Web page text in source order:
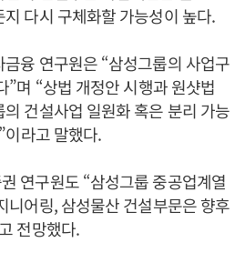
다시 구체화할 가능성이 높다.
융 연구원은 “삼성그룹의 사업구
”며 “상법 개정안 시행과 원샷법
건설사업 일원화 혹은 분리 가능
이라고 말했다.
연구원도 “삼성그룹 중공업계열
니어링, 삼성물산 건설부문은 향후
전망했다.